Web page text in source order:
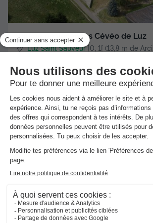
Village de vacances Cévéo de Luz
Luz Saint Sauveur ]0, 1[ (13,8 m de
Club enfant Espace fitness intérieure
+ 1
CHAMBRE 2 personnes - 2 personnes
Meilleur prix pour 7 nuits